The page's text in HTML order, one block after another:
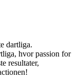
dartliga.
hvor passion for
resultater,